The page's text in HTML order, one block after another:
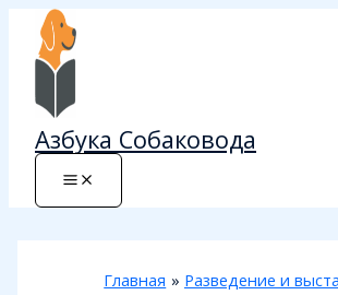
Перейти
содержимому
Азбука Собаковода
Главная
Разведение и